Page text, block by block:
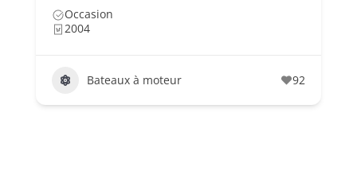
Occasion
2004
Bateaux à moteur 92